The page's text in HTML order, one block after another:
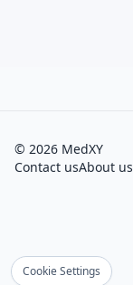
Cookie Settings
© 2026 MedXY
Contact usAbout us